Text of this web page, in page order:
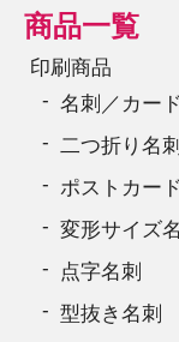
商品一覧
印刷商品
名刺／カード
二つ折り名
ポストカード
変形サイズ
点字名刺
型抜き名刺